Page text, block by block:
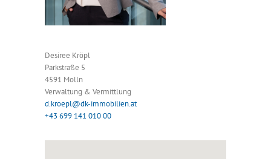
Desiree Kröpl
Parkstraße 5
4591 Molln
Verwaltung & Vermittlung
d.kroepl@dk-immobilien.at
+43 699 141 010 00